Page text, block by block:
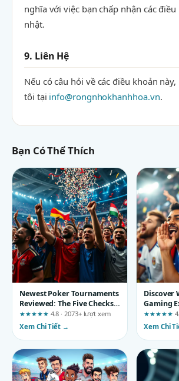
nghĩa với việc bạn chấp nhận các
nhật.
9. Liên Hệ
Nếu có câu hỏi về các điều khoản
tôi tại info@rongnhokhanhhoa.vn.
Bạn Có Thể Thích
Newest Poker Tournaments
Reviewed: The Five Checks
That Really Matter
★★★★★ 4.8 · 2073+ lượt xem
Xem Chi Tiết →
Discover
Gaming
That
★★★★★
Xem Chi